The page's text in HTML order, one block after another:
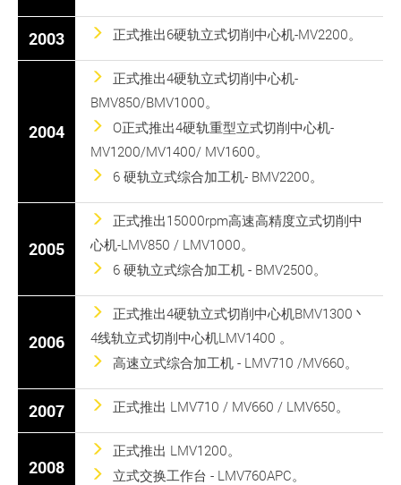
2003 正式推出6硬轨立式切削中心机-MV2200。
2004
正式推出4硬轨立式切削中心机-
BMV850/BMV1000。
O正式推出4硬轨重型立式切削中心机-
MV1200/MV1400/ MV1600。
6 硬轨立式综合加工机- BMV2200。
2005
正式推出15000rpm高速高精度立式切削中
心机-LMV850 / LMV1000。
6 硬轨立式综合加工机 - BMV2500。
2006
正式推出4硬轨立式切削中心机BMV1300丶
4线轨立式切削中心机LMV1400 。
高速立式综合加工机 - LMV710 /MV660。
2007 正式推出 LMV710 / MV660 / LMV650。
2008
正式推出 LMV1200。
立式交换工作台 - LMV760APC。